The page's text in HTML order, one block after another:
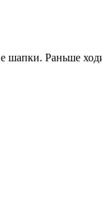
Раньше